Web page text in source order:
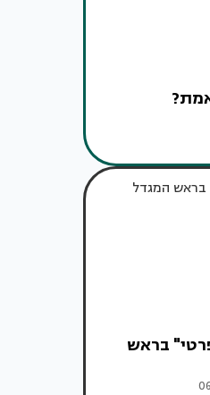
"בית פרטי" בראש